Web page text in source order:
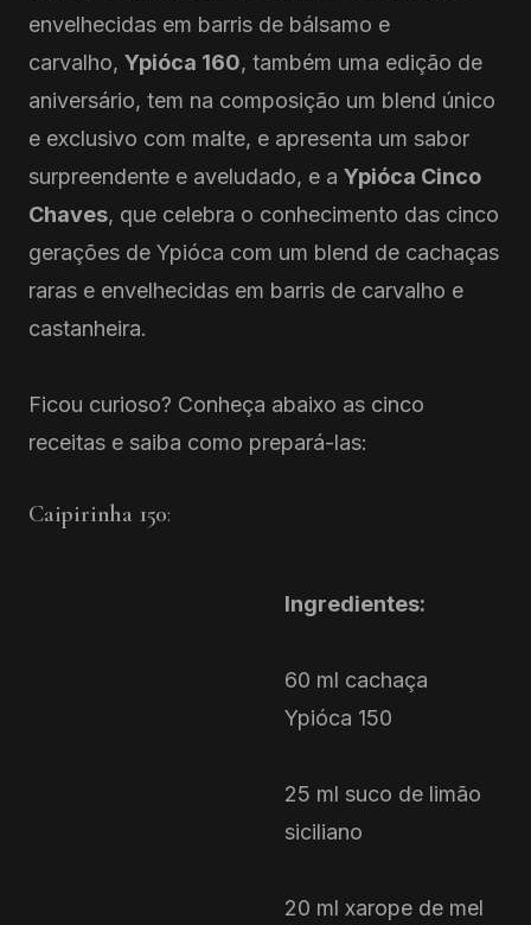
envelhecidas em barris de bálsamo e
carvalho, Ypióca 160, também uma edição de
aniversário, tem na composição um blend único
e exclusivo com malte, e apresenta um sabor
surpreendente e aveludado, e a Ypióca Cinco
Chaves, que celebra o conhecimento das cinco
gerações de Ypióca com um blend de cachaças
raras e envelhecidas em barris de carvalho e
castanheira.
Ficou curioso? Conheça abaixo as cinco
receitas e saiba como prepará-las:
Caipirinha 150:
Ingredientes:
60 ml cachaça
Ypióca 150
25 ml suco de limão
siciliano
20 ml xarope de mel